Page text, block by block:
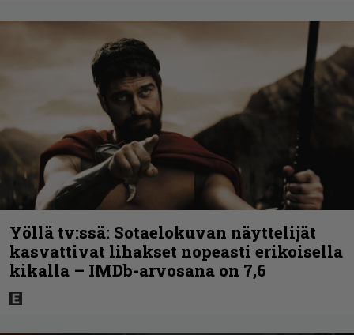
Yöllä tv:ssä: Sotaelokuvan näyttelijät
kasvattivat lihakset nopeasti erikoisella
kikalla – IMDb-arvosana on 7,6